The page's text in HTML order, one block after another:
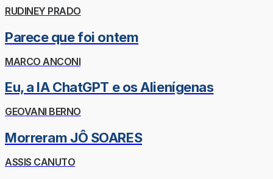
RUDINEY PRADO
Parece que foi ontem
MARCO ANCONI
Eu, a IA ChatGPT e os Alienígenas
GEOVANI BERNO
Morreram JÔ SOARES
ASSIS CANUTO